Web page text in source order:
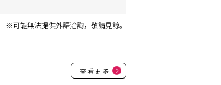
※可能無法提供外語洽詢，敬請見諒。
查看更多